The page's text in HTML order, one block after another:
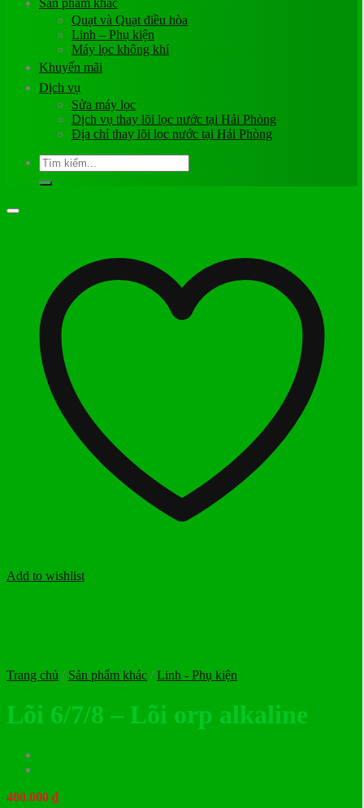
Sản phẩm khác
Quạt và Quạt điều hòa
Linh – Phụ kiện
Máy lọc không khí
Khuyến mãi
Dịch vụ
Sửa máy lọc
Dịch vụ thay lõi lọc nước tại Hải Phòng
Địa chỉ thay lõi lọc nước tại Hải Phòng
Tìm
kiếm:
Add to wishlist
Trang chủ / Sản phẩm khác / Linh - Phụ kiện
Lõi 6/7/8 – Lõi orp alkaline
400.000 ₫